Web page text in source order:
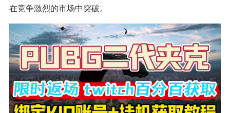
在竞争激烈的市场中突破。